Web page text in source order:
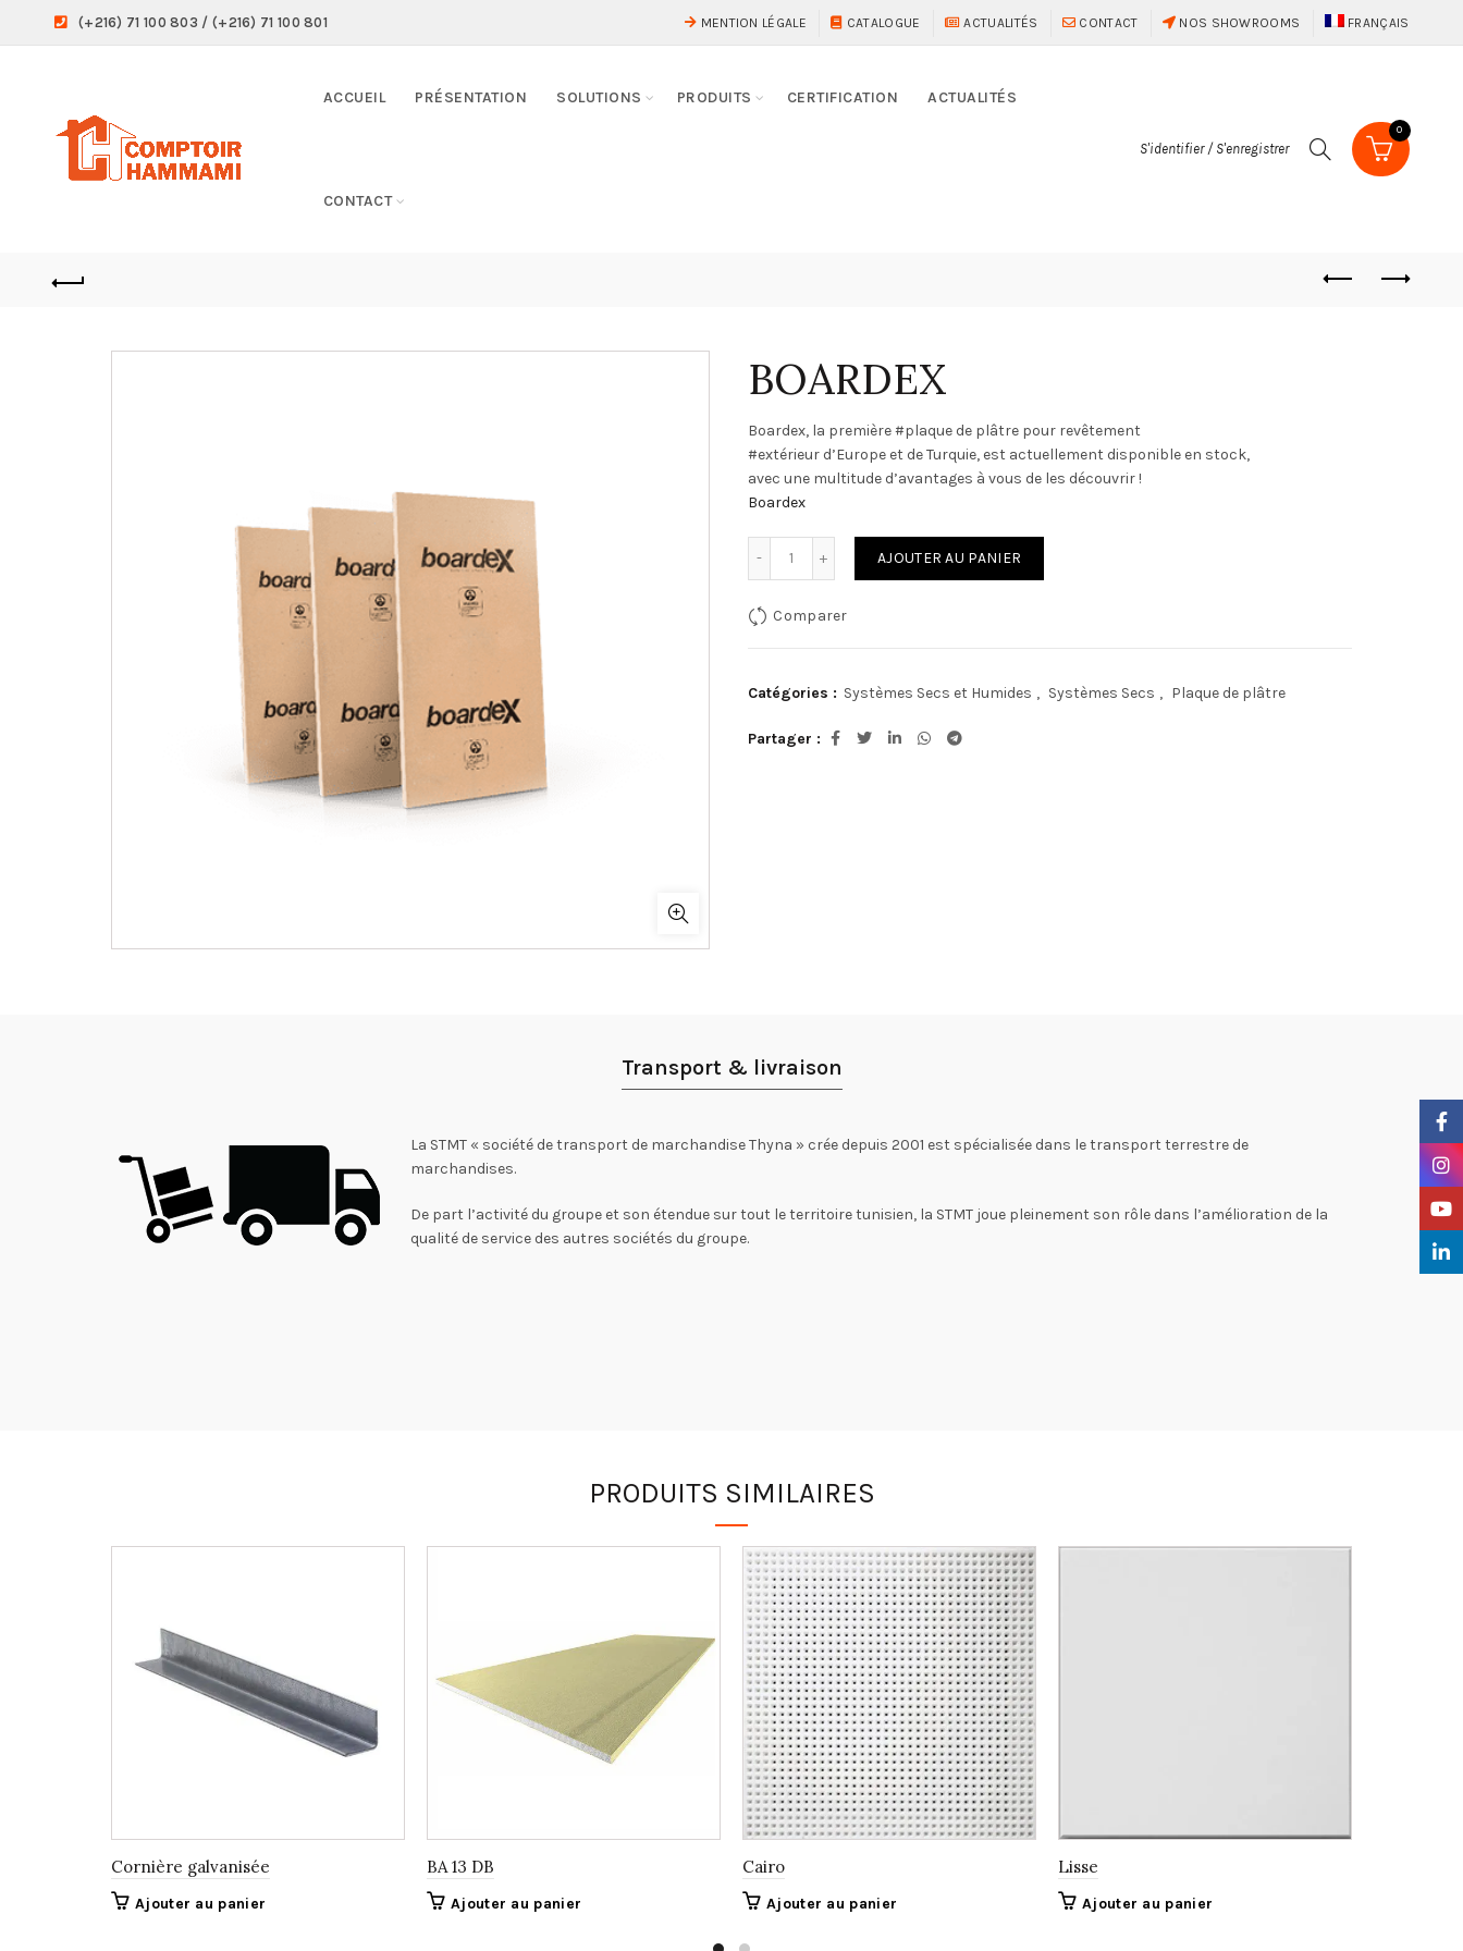
(+216) 71 100 803 / (+216) 71 100 801 MENTION LÉGALE CATALOGUE ACTUALITÉS CONTACT NOS SHOWROOMS FRANÇAIS
ACCUEIL PRÉSENTATION SOLUTIONS PRODUITS CERTIFICATION ACTUALITÉS
CONTACT
S'identifier / S'enregistrer
0
BOARDEX
Boardex, la première #plaque de plâtre pour revêtement
#extérieur d’Europe et de Turquie, est actuellement disponible en stock,
avec une multitude d’avantages à vous de les découvrir !
Boardex
AJOUTER AU PANIER
Comparer
Catégories : Systèmes Secs et Humides , Systèmes Secs , Plaque de plâtre
Partager
Transport & livraison
La STMT « société de transport de marchandise Thyna » crée depuis 2001 est spécialisée dans le transport terrestre de
marchandises.
De part l’activité du groupe et son étendue sur tout le territoire tunisien, la STMT joue pleinement son rôle dans l’amélioration de la
qualité de service des autres sociétés du groupe.
PRODUITS SIMILAIRES
Cornière galvanisée
Ajouter au panier
BA 13 DB
Ajouter au panier
Cairo
Ajouter au panier
Lisse
Ajouter au panier